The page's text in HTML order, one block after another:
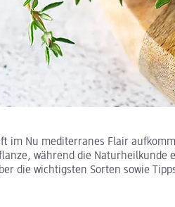
im Nu mediterranes Flair
während die Naturheilkunde
die wichtigsten Sorten sowie